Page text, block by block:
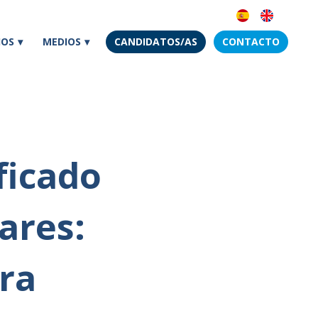
MEDIOS CANDIDATOS/AS CONTACTO